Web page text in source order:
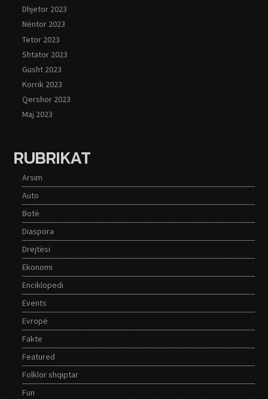
Dhjetor 2023
Nëntor 2023
Tetor 2023
Shtator 2023
Gusht 2023
Korrik 2023
Qershor 2023
Maj 2023
RUBRIKAT
Arsim
Auto
Botë
Diaspora
Drejtësi
Ekonomi
Enciklopedi
Events
Evropë
Fakte
Featured
Folklor shqiptar
Fun